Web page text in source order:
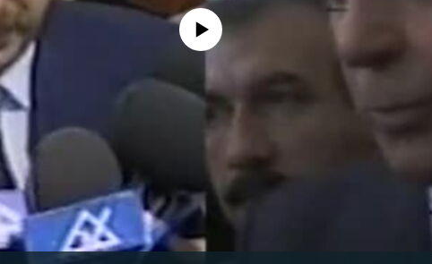
No media source currently available